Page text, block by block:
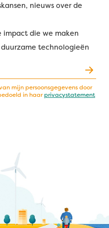
nieuws over de
impact die we maken
technologieën
mijn persoonsgegevens door
in haarprivacystatement